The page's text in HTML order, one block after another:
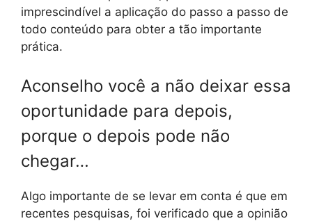
imprescindível a aplicação do passo a passo de
todo conteúdo para obter a tão importante
prática.
Aconselho você a não deixar essa
oportunidade para depois,
porque o depois pode não
chegar…
Algo importante de se levar em conta é que em
recentes pesquisas, foi verificado que a opinião